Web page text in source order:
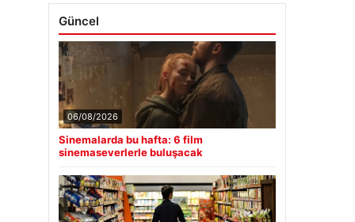
Güncel
06/08/2026
Sinemalarda bu hafta: 6 film
sinemaseverlerle buluşacak